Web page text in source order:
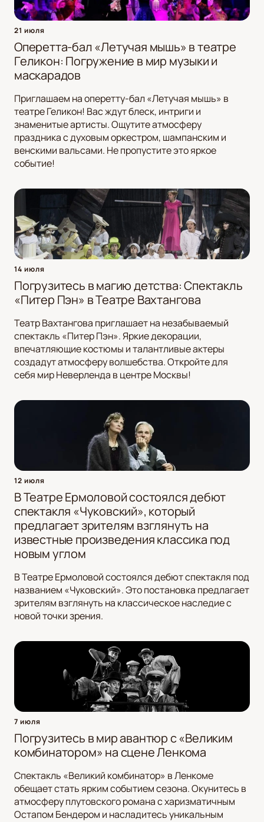
21 июля
Оперетта-бал «Летучая мышь» в театре
Геликон: Погружение в мир музыки и
маскарадов
Приглашаем на оперетту-бал «Летучая мышь» в
театре Геликон! Вас ждут блеск, интриги и
знаменитые артисты. Ощутите атмосферу
праздника с духовым оркестром, шампанским и
венскими вальсами. Не пропустите это яркое
событие!
14 июля
Погрузитесь в магию детства: Спектакль
«Питер Пэн» в Театре Вахтангова
Театр Вахтангова приглашает на незабываемый
спектакль «Питер Пэн». Яркие декорации,
впечатляющие костюмы и талантливые актеры
создадут атмосферу волшебства. Откройте для
себя мир Неверленда в центре Москвы!
12 июля
В Театре Ермоловой состоялся дебют
спектакля «Чуковский», который
предлагает зрителям взглянуть на
известные произведения классика под
новым углом
В Театре Ермоловой состоялся дебют спектакля под
названием «Чуковский». Это постановка предлагает
зрителям взглянуть на классическое наследие с
новой точки зрения.
7 июля
Погрузитесь в мир авантюр с «Великим
комбинатором» на сцене Ленкома
Спектакль «Великий комбинатор» в Ленкоме
обещает стать ярким событием сезона. Окунитесь в
атмосферу плутовского романа с харизматичным
Остапом Бендером и насладитесь уникальным